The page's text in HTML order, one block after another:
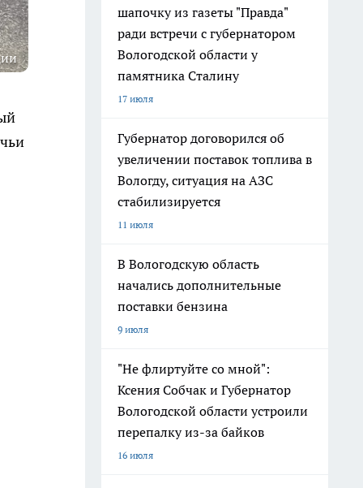
шапочку из газеты "Правда"
ради встречи с губернатором
Вологодской области у
памятника Сталину
17 июля
Губернатор договорился об
увеличении поставок топлива в
Вологду, ситуация на АЗС
стабилизируется
11 июля
В Вологодскую область
начались дополнительные
поставки бензина
9 июля
"Не флиртуйте со мной":
Ксения Собчак и Губернатор
Вологодской области устроили
перепалку из-за байков
16 июля